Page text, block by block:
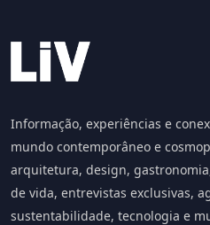
Informação, experiências e
mundo contemporâneo e
arquitetura, design,
de vida, entrevistas exclusivas,
sustentabilidade, tecnologia e